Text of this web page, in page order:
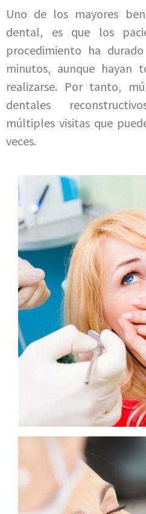
Uno de los mayores
dental, es que los
procedimiento ha
minutos, aunque hayan
realizarse. Por tanto,
dentales
múltiples visitas que
veces.